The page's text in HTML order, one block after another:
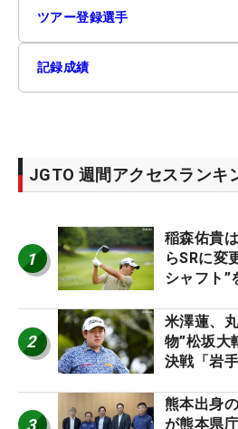
ツアー登録選手
記録成績
JGTO 週間アクセスランキ
1
稲森佑貴
らSRに変
シャフト”
ーのヒト
2
米澤蓮、
物”松坂
決戦「岩
3
熊本出身
が熊本県